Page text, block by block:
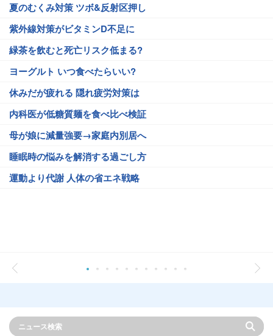
夏のむくみ対策 ツボ&反射区押し
紫外線対策がビタミンD不足に
緑茶を飲むと死亡リスク低まる?
ヨーグルト いつ食べたらいい?
休みだが疲れる 隠れ疲労対策は
内科医が低糖質麺を食べ比べ検証
母が娘に減量強要→家庭内別居へ
睡眠時の悩みを解消する過ごし方
運動より代謝 人体の省エネ戦略